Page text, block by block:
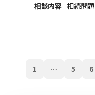
相談内容 相続問題
1 … 5 6